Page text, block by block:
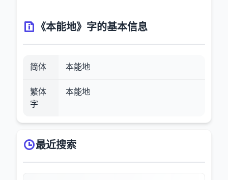
《本能地》字的基本信息
简体 本能地
繁体
字
本能地
最近搜索